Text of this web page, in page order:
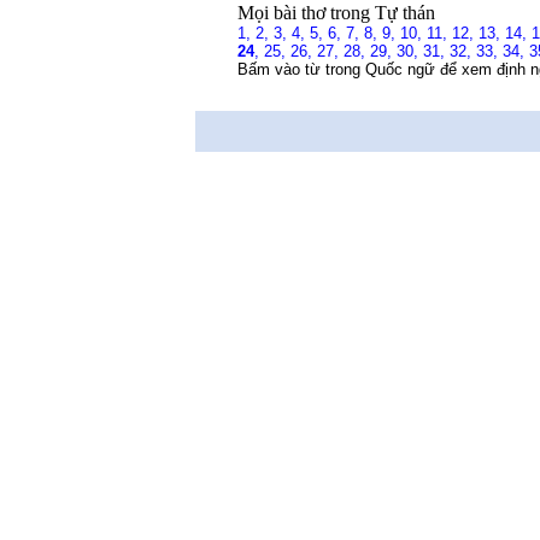
Mọi bài thơ trong Tự thán
1, 2, 3, 4, 5, 6, 7, 8, 9, 10, 11, 12, 13, 14,
24, 25, 26, 27, 28, 29, 30, 31, 32, 33, 34,
Bấm vào từ trong Quốc ngữ để xem định